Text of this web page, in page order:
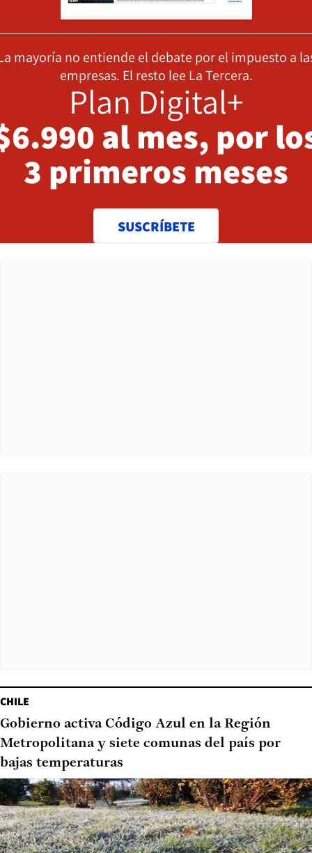
mayoría no entiende el debate por el impuesto a
empresas. El resto lee La Tercera.
Plan Digital+
al mes, por
3 primeros meses
SUSCRÍBETE
CHILE
Gobierno activa Código Azul en la Región
Metropolitana y siete comunas del país por
bajas temperaturas